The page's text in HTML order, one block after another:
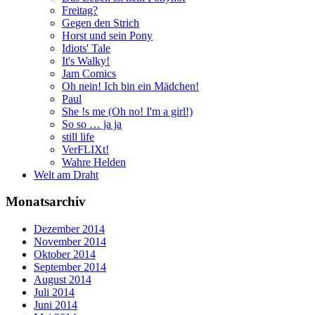
Freitag?
Gegen den Strich
Horst und sein Pony
Idiots' Tale
It's Walky!
Jam Comics
Oh nein! Ich bin ein Mädchen!
Paul
She !s me (Oh no! I'm a girl!)
So so … ja ja
still life
VerFLIXt!
Wahre Helden
Welt am Draht
Monatsarchiv
Dezember 2014
November 2014
Oktober 2014
September 2014
August 2014
Juli 2014
Juni 2014